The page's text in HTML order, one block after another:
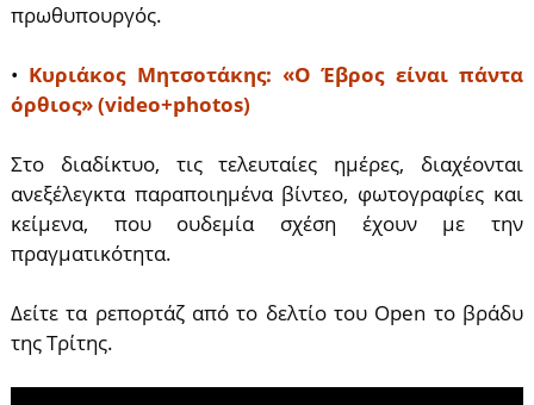
πρωθυπουργός.
• Κυριάκος Μητσοτάκης: «Ο Έβρος είναι πάντα
όρθιος» (video+photos)
Στο διαδίκτυο, τις τελευταίες ημέρες, διαχέονται
ανεξέλεγκτα παραποιημένα βίντεο, φωτογραφίες και
κείμενα, που ουδεμία σχέση έχουν με την
πραγματικότητα.
Δείτε τα ρεπορτάζ από το δελτίο του Open το βράδυ
της Τρίτης.